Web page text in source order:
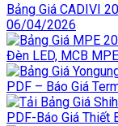
Bảng Giá CADIVI
06/04/2026
Đèn LED, MCB
PDF – Báo Giá
PDF-Báo Giá Thiết